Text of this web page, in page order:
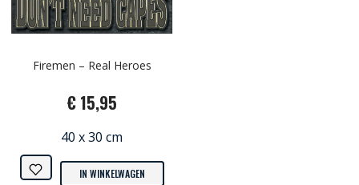
Firemen – Real Heroes
€ 15,95
40 x 30 cm
IN WINKELWAGEN